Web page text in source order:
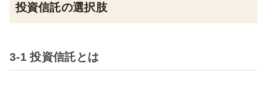
投資信託の選択肢
3-1 投資信託とは